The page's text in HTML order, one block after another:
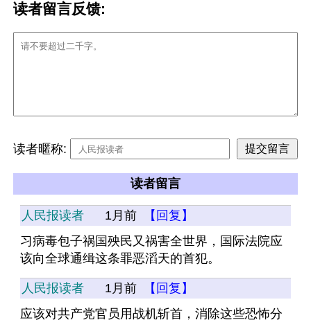
读者留言反馈:
读者暱称:
读者留言
人民报读者 1月前
【回复】
习病毒包子祸国殃民又祸害全世界，国际法院应
该向全球通缉这条罪恶滔天的首犯。
人民报读者 1月前
【回复】
应该对共产党官员用战机斩首，消除这些恐怖分